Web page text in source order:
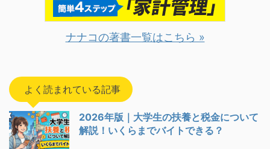
ナナコの著書一覧はこちら »
よく読まれている記事
2026年版｜大学生の扶養と税金について
解説！いくらまでバイトできる？